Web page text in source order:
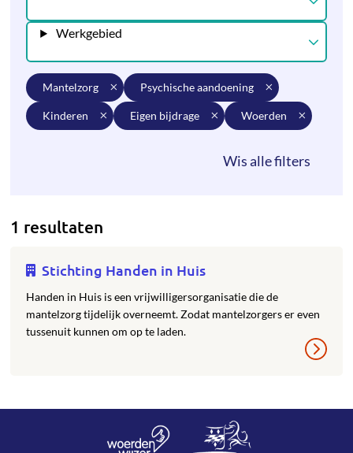
Werkgebied
mantelzorg psychische aandoening
kinderen eigen bijdrage woerden
1 resultaten
Stichting Handen in Huis
Handen in Huis is een vrijwilligersorganisatie die de
mantelzorg tijdelijk overneemt. Zodat mantelzorgers er even
tussenuit kunnen om op te laden.